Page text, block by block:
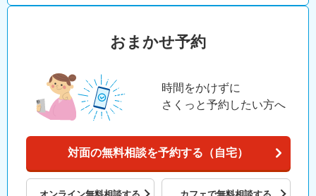
おまかせ予約
時間をかけずに
さくっと予約したい方へ
対面の無料相談を予約する（自宅）
オンライン無料相談する カフェで無料相談する